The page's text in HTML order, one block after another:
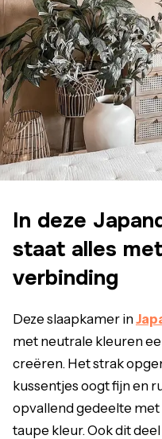
In deze
staat alles
verbinding
Deze slaapkamer in
met neutrale kleuren
creëren. Het strak
kussentjes oogt fijn en
opvallend gedeelte
taupe kleur. Ook dit